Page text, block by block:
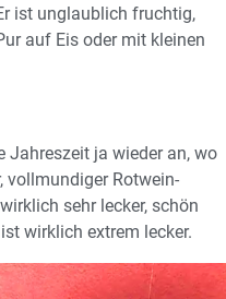
ist unglaublich fruchtig,
auf Eis oder mit kleinen
Jahreszeit ja wieder an, wo
vollmundiger Rotwein-
sehr lecker, schön
wirklich extrem lecker.